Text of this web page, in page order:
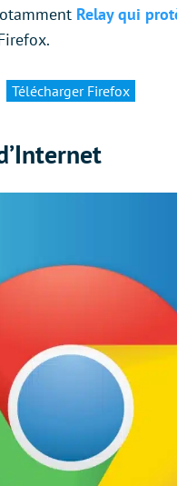
Relay qui
Télécharger Firefox